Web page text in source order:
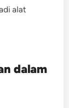
alat
dalam